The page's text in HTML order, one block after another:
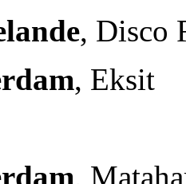
, Disco
, Eksit
,